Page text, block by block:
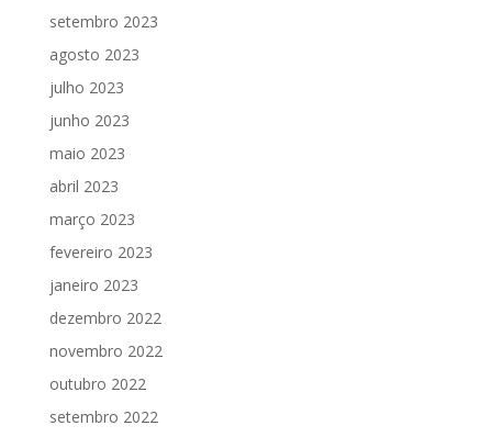
setembro 2023
agosto 2023
julho 2023
junho 2023
maio 2023
abril 2023
março 2023
fevereiro 2023
janeiro 2023
dezembro 2022
novembro 2022
outubro 2022
setembro 2022